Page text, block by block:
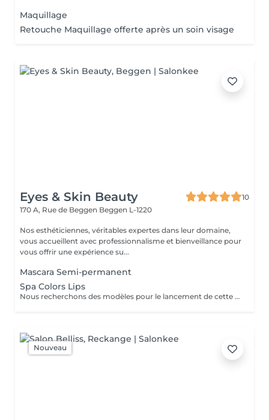
Maquillage
Retouche Maquillage offerte après un soin visage
Eyes & Skin Beauty
10
170 A, Rue de Beggen Beggen L-1220
Nos esthéticiennes, véritables expertes dans leur domaine,
vous accueillent avec professionnalisme et bienveillance pour
vous offrir une expérience su...
Mascara Semi-permanent
Spa Colors Lips
Nous recherchons des modèles pour le lancement de cette nouvelle prestation tendance des lèvres le Spa Colors Lips. Plus souvent connu sous le non de Henna Lips, cette technique hydrate et pigmente les lèvres SANS utilisation d'aiguilles. Des lèvres traités, douces, lisses et repulpés sans douleur avec un effet Lip Sticks longue durée (de 12 à 72h). Avec un bon entretien survient une pigmentation progressive pour des lèvres gourmandes dès le réveil.
Nouveau